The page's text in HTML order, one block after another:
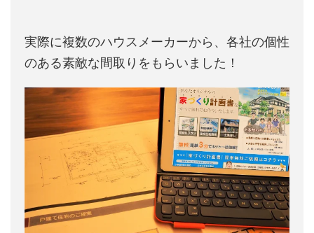
実際に複数のハウスメーカーから、各社の個性
のある素敵な間取りをもらいました！